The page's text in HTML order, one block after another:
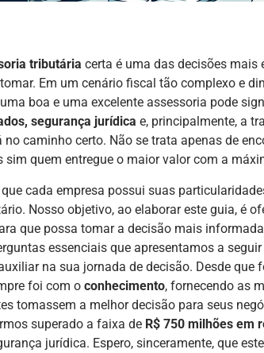
tributária certa é uma das decisões mais
Em um cenário fiscal tão complexo e
boa e uma excelente assessoria pode
segurança jurídica e, principalmente, a
no caminho certo. Não se trata apenas de
sim quem entregue o maior valor com a
cada empresa possui suas
Nosso objetivo, ao elaborar este guia, é
que possa tomar a decisão mais
essenciais que apresentamos a
na sua jornada de decisão. Desde que
foi com o conhecimento, fornecendo as
tomassem a melhor decisão para seus
superado a faixa de R$ 750 milhões em
jurídica. Espero, sinceramente, que